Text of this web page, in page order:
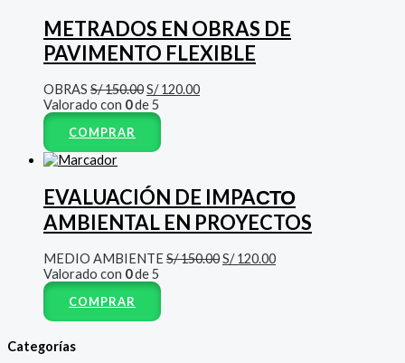
METRADOS EN OBRAS DE
PAVIMENTO FLEXIBLE
OBRAS S/150.00S/120.00
Valorado con 0de 5
COMPRAR
EVALUACIÓN DE IMPAСТО
AMBIENTAL EN PROYECTOS
MEDIO AMBIENTE S/150.00S/120.00
Valorado con 0de 5
COMPRAR
Categorías